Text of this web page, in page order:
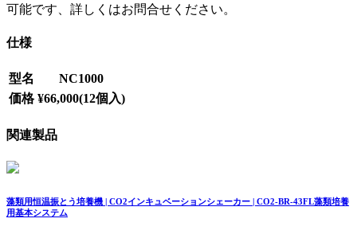
可能です、詳しくはお問合せください。
仕様
型名
NC1000
価格 ¥66,000(12個入)
関連製品
藻類用恒温振とう培養機 | CO2インキュベーションシェーカー | CO2-BR-43FL藻類培養
用基本システム